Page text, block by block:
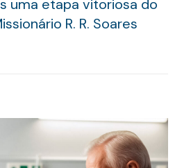
uma etapa vitoriosa do
R. R. Soares